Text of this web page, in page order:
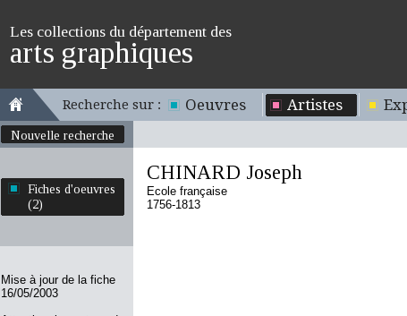
Les collections du département des
arts graphiques
Recherche sur : Oeuvres Artistes
Nouvelle recherche
Fiches d'oeuvres
(2)
Mise à jour de la fiche
16/05/2003
CHINARD Joseph
Ecole française
1756-1813